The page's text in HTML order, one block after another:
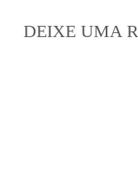
DEIXE UMA